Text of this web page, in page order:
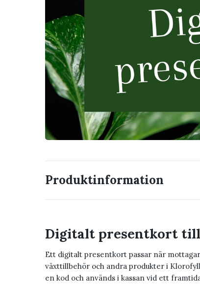
Produktinformation
Digitalt presentkort
Ett digitalt presentkort passar när
växttillbehör och andra produkter i
en kod och används i kassan vid ett